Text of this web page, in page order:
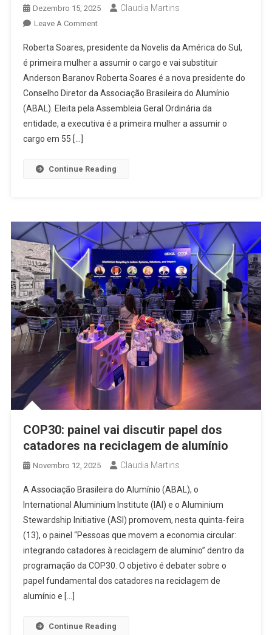
Dezembro 15, 2025 Claudia Martins
Leave A CommentOn
Brasileira
Do
Alumínio
Tem
Nova
Presidente
Roberta Soares, presidente da Novelis da América do Sul,
é primeira mulher a assumir o cargo e vai substituir
Anderson Baranov Roberta Soares é a nova presidente do
Conselho Diretor da Associação Brasileira do Alumínio
(ABAL). Eleita pela Assembleia Geral Ordinária da
entidade, a executiva é a primeira mulher a assumir o
cargo em 55 […]
Continue Reading
COP30: painel vai discutir papel dos
catadores na reciclagem de alumínio
Novembro 12, 2025 Claudia Martins
A Associação Brasileira do Alumínio (ABAL), o
International Aluminium Institute (IAI) e o Aluminium
Stewardship Initiative (ASI) promovem, nesta quinta-feira
(13), o painel “Pessoas que movem a economia circular:
integrando catadores à reciclagem de alumínio” dentro da
programação da COP30. O objetivo é debater sobre o
papel fundamental dos catadores na reciclagem de
alumínio e […]
Continue Reading